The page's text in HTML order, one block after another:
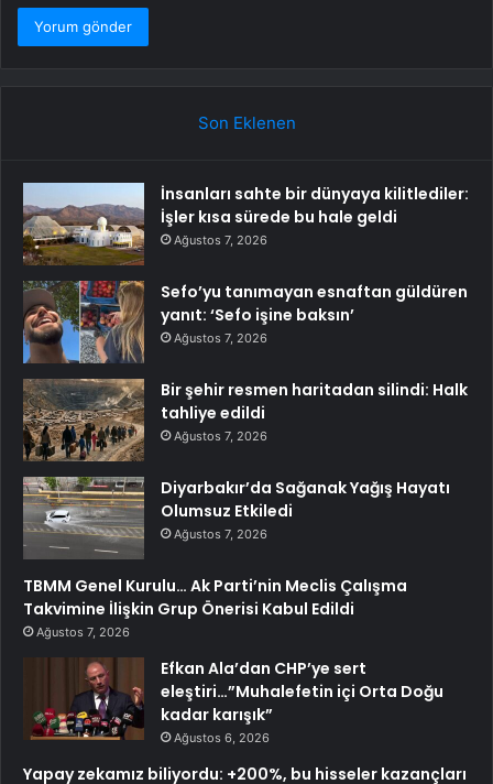
Son Eklenen
İnsanları sahte bir dünyaya kilitlediler:
İşler kısa sürede bu hale geldi
Ağustos 7, 2026
Sefo’yu tanımayan esnaftan güldüren
yanıt: ‘Sefo işine baksın’
Ağustos 7, 2026
Bir şehir resmen haritadan silindi: Halk
tahliye edildi
Ağustos 7, 2026
Diyarbakır’da Sağanak Yağış Hayatı
Olumsuz Etkiledi
Ağustos 7, 2026
TBMM Genel Kurulu… Ak Parti’nin Meclis Çalışma
Takvimine İlişkin Grup Önerisi Kabul Edildi
Ağustos 7, 2026
Efkan Ala’dan CHP’ye sert
eleştiri…”Muhalefetin içi Orta Doğu
kadar karışık”
Ağustos 6, 2026
Yapay zekamız biliyordu: +200%, bu hisseler kazançları